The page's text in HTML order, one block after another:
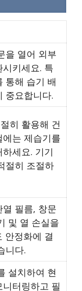
을 열어 외부
키세요. 특
통해 습기 배
중요합니다.
히 활용해 건
는 제습기를
세요. 기기
절히 조절하
필름, 창문
및 열 손실을
안정화에 결
니다.
설치하여 현
터링하고 필